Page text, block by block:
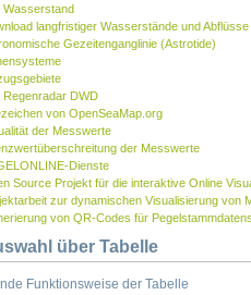
Wasserstand
langfristiger Wasserstände und Abflüsse
Gezeitenganglinie (Astrotide)
Regenradar DWD
von OpenSeaMap.org
der Messwerte
der Messwerte
Dienste
Source Projekt für die interaktive Online
zur dynamischen Visualisierung von
von QR-Codes für
über Tabelle
Funktionsweise der Tabelle